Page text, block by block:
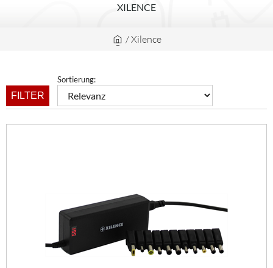
XILENCE
/Xilence
FILTER
Sortierung: